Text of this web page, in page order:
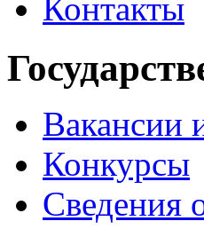
Контакты
Вакансии
Конкурсы
Сведения